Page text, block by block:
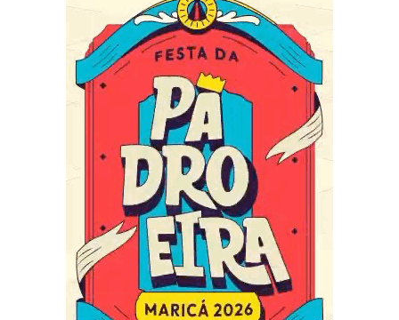
sempre às quintas, a partir das 20h, na quadra. A entrada é
CRÉDITO DAS FOTOS: Léo cordeiro